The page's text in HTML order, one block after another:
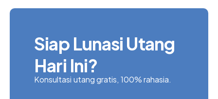
Siap Lunasi Utang
Hari Ini?
Konsultasi utang gratis, 100% rahasia.